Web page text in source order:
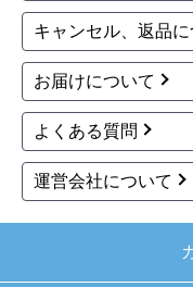
お買い
インターネットでの
す。
※お電話でのご注文
※定休日にいただい